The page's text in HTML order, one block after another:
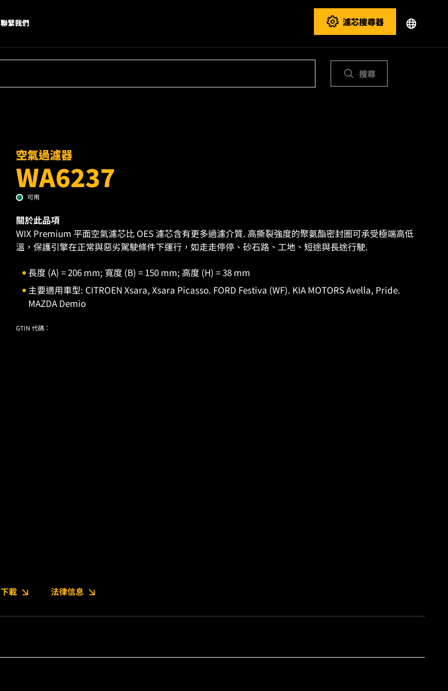
聯繫我們 濾芯搜尋器
搜尋
空氣過濾器
WA6237
可用
關於此品項
WIX Premium 平面空氣濾芯比 OES 濾芯含有更多過濾介質. 高撕裂強度的聚氨酯密封圈可承受極端高低
溫，保護引擎在正常與惡劣駕駛條件下運行，如走走停停、砂石路、工地、短途與長途行駛.
長度 (A) = 206 mm; 寬度 (B) = 150 mm; 高度 (H) = 38 mm
主要適用車型: CITROEN Xsara, Xsara Picasso. FORD Festiva (WF). KIA MOTORS Avella, Pride.
MAZDA Demio
GTIN 代碼：
下載 法律信息